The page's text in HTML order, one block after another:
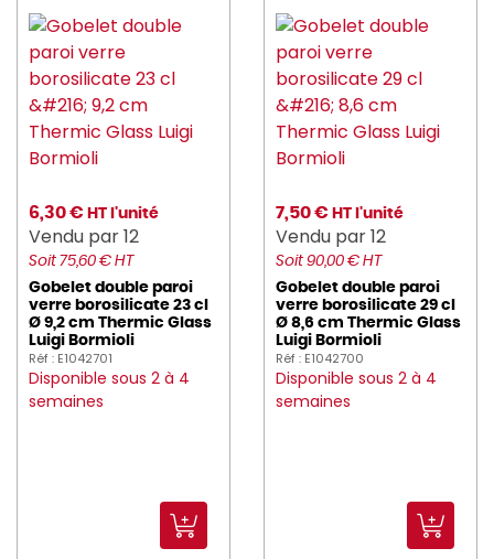
6,30 € HT l'unité
Vendu par 12
Soit 75,60 € HT
Gobelet double paroi
verre borosilicate 23 cl
Ø 9,2 cm Thermic Glass
Luigi Bormioli
Réf : E1042701
Disponible sous 2 à 4
semaines
7,50 € HT l'unité
Vendu par 12
Soit 90,00 € HT
Gobelet double paroi
verre borosilicate 29 cl
Ø 8,6 cm Thermic Glass
Luigi Bormioli
Réf : E1042700
Disponible sous 2 à 4
semaines